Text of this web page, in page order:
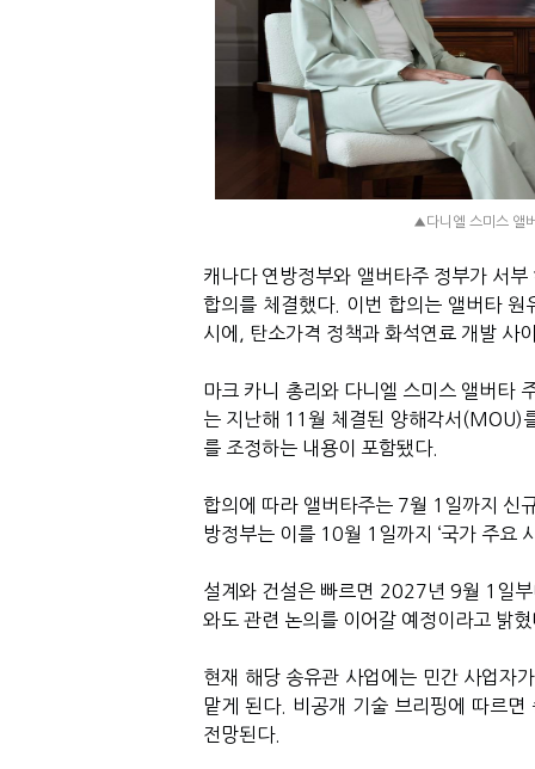
▲다니엘 스미스 앨
캐나다 연방정부와 앨버타주 정부가 서
합의를 체결했다. 이번 합의는 앨버타
시에, 탄소가격 정책과 화석연료 개발 사
마크 카니 총리와 다니엘 스미스 앨버타
는 지난해 11월 체결된 양해각서(MOU)
를 조정하는 내용이 포함됐다.
합의에 따라 앨버타주는 7월 1일까지 신
방정부는 이를 10월 1일까지 ‘국가 주요
설계와 건설은 빠르면 2027년 9월 1일
와도 관련 논의를 이어갈 예정이라고 밝
현재 해당 송유관 사업에는 민간 사업자
맡게 된다. 비공개 기술 브리핑에 따르
전망된다.